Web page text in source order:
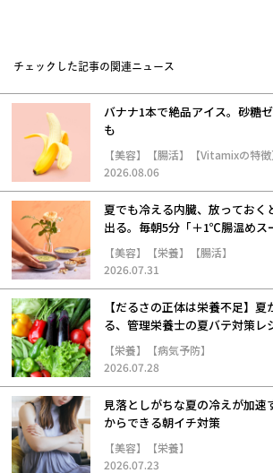
チェックした記事の関連ニュース
バナナ1本で絶品アイス。砂糖
も
【美容】【腸活】【Vitamixの特徴
2026.08.06
夏でも冷える内臓、放っておく
出る。毎朝5分「＋1℃腸温めス
ジ【美容】【栄養】【腸活】
2026.07.31
【だるさの正体は栄養不足】
る、管理栄養士の夏バテ対策レ
【栄養】【病気予防】
2026.07.28
見落としがちな夏の冷えが加速
からできる朝イチ対策
【美容】【栄養】
2026.07.23